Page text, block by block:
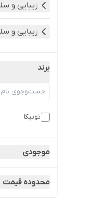
زیبایی و
زیبایی و
برند
تونیکا
موجودی
محدوده قیمت